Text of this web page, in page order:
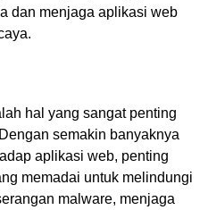
dan menjaga aplikasi web
hal yang sangat penting
semakin banyaknya
aplikasi web, penting
memadai untuk melindungi
malware, menjaga